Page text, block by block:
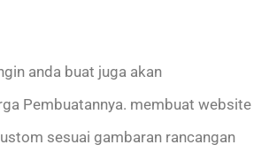
anda buat juga akan
Pembuatannya. membuat website
sesuai gambaran rancangan